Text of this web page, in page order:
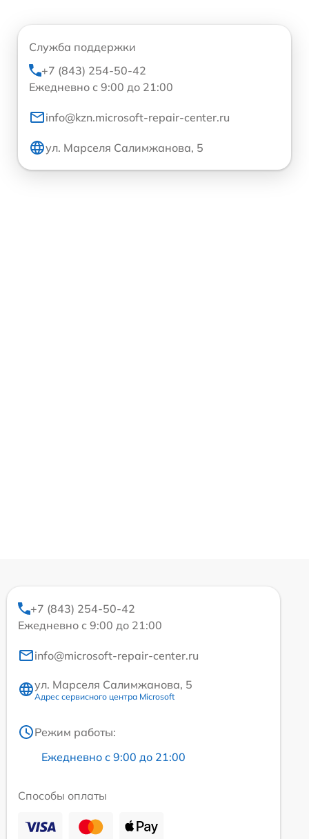
Служба поддержки
+7 (843) 254-50-42
Ежедневно с 9:00 до 21:00
info@kzn.microsoft-repair-center.ru
ул. Марселя Салимжанова, 5
+7 (843) 254-50-42
Ежедневно с 9:00 до 21:00
info@microsoft-repair-center.ru
ул. Марселя Салимжанова, 5
Адрес сервисного центра Microsoft
Режим работы:
Ежедневно с 9:00 до 21:00
Способы оплаты